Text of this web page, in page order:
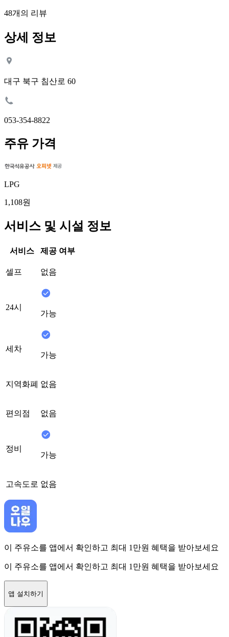
48개의 리뷰
상세 정보
대구 북구 침산로 60
053-354-8822
주유 가격
LPG
1,108원
서비스 및 시설 정보
서비스 제공 여부
셀프 없음
24시
가능
세차
가능
지역화폐 없음
편의점 없음
정비
가능
고속도로 없음
이 주유소를 앱에서 확인하고 최대 1만원 혜택을 받아보세요
이 주유소를 앱에서 확인하고 최대 1만원 혜택을 받아보세요
앱 설치하기